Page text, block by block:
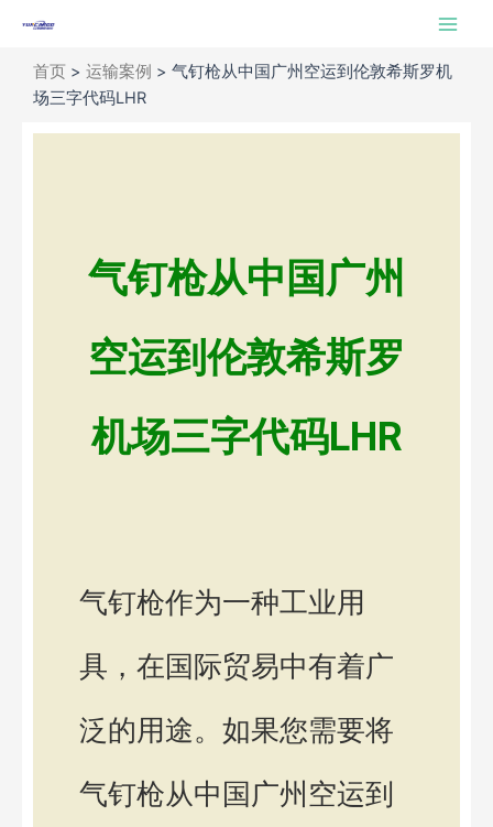
Main
首页 > 运输案例 > 气钉枪从中国广州空运到伦敦希斯罗机
场三字代码LHR
气钉枪从中国广州
空运到伦敦希斯罗
机场三字代码LHR
气钉枪作为一种工业用
具，在国际贸易中有着广
泛的用途。如果您需要将
气钉枪从中国广州空运到